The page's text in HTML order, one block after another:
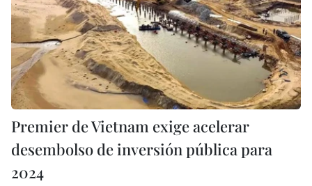
Premier de Vietnam exige acelerar
desembolso de inversión pública para
2024